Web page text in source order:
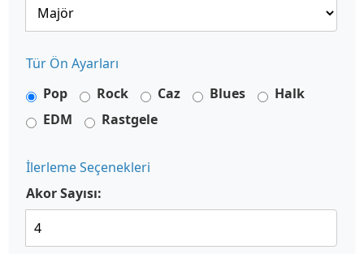
Tür Ön Ayarları
Pop
Rock Caz Blues
Halk
EDM
Rastgele
İlerleme Seçenekleri
Akor Sayısı: